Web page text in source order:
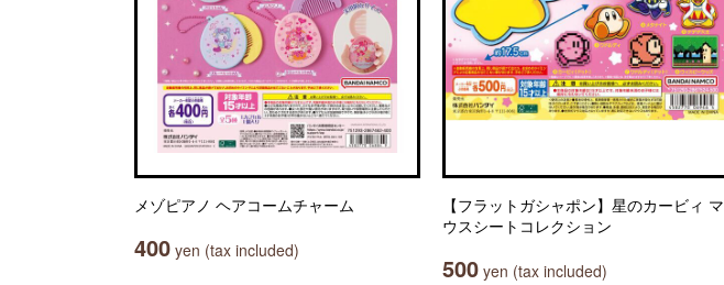
メゾピアノ ヘアコームチャーム
400 yen (tax included)
【フラットガシャポン】星のカービィ マ
ウスシートコレクション
500 yen (tax included)